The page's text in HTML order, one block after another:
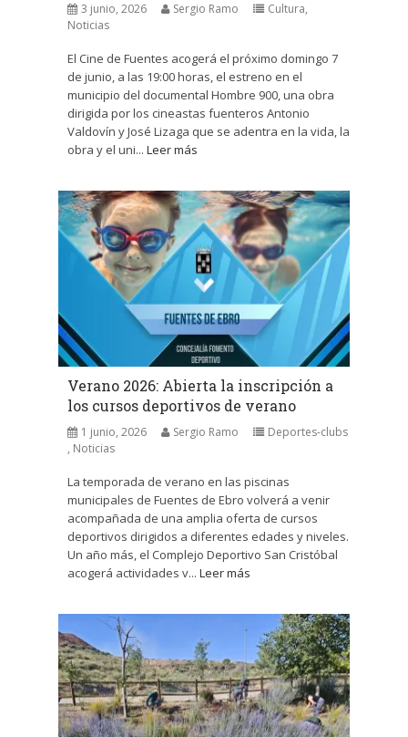
3 junio, 2026 Sergio Ramo Cultura,
Noticias
El Cine de Fuentes acogerá el próximo domingo 7
de junio, a las 19:00 horas, el estreno en el
municipio del documental Hombre 900, una obra
dirigida por los cineastas fuenteros Antonio
Valdovín y José Lizaga que se adentra en la vida, la
obra y el uni... Leer más
Verano 2026: Abierta la inscripción a
los cursos deportivos de verano
1 junio, 2026 Sergio Ramo
Deportes-clubs
, Noticias
La temporada de verano en las piscinas
municipales de Fuentes de Ebro volverá a venir
acompañada de una amplia oferta de cursos
deportivos dirigidos a diferentes edades y niveles.
Un año más, el Complejo Deportivo San Cristóbal
acogerá actividades v... Leer más